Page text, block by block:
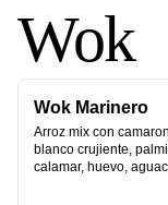
Wok
Wok Marinero
Arroz mix con
blanco crujiente,
calamar, huevo,